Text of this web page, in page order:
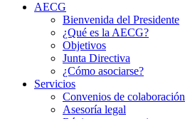
AECG
Bienvenida del Presidente
¿Qué es la AECG?
Objetivos
Junta Directiva
¿Cómo asociarse?
Servicios
Convenios de colaboración
Asesoría legal